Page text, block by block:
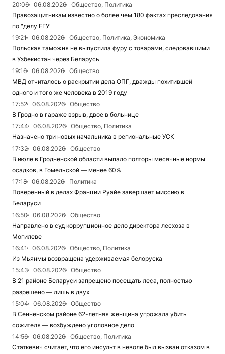
20:06
06.08.2026
Общество, Политика
Правозащитникам известно о более чем 180 фактах преследования
по "делу ЕГУ"
19:21
06.08.2026
Общество, Политика, Экономика
Польская таможня не выпустила фуру с товарами, следовавшими
в Узбекистан через Беларусь
19:16
06.08.2026
Общество
МВД отчиталось о раскрытии дела ОПГ, дважды похитившей
одного и того же человека в 2019 году
17:52
06.08.2026
Общество
В Гродно в гараже взрыв, двое в больнице
17:44
06.08.2026
Общество, Политика
Назначено три новых начальника в региональные УСК
17:32
06.08.2026
Общество
В июле в Гродненской области выпало полторы месячные нормы
осадков, в Гомельской — менее 60%
17:18
06.08.2026
Политика
Поверенный в делах Франции Руайе завершает миссию в
Беларуси
16:50
06.08.2026
Общество
Направлено в суд коррупционное дело директора лесхоза в
Могилеве
16:41
06.08.2026
Общество, Политика
Из Мьянмы возвращена удерживаемая белоруска
15:43
06.08.2026
Общество
В 21 районе Беларуси запрещено посещать леса, полностью
разрешено — лишь в двух
15:04
06.08.2026
Общество
В Сенненском районе 62-летняя женщина угрожала убить
сожителя — возбуждено уголовное дело
14:56
06.08.2026
Общество, Политика
Статкевич считает, что его инсульт в неволе был вызван отказом в